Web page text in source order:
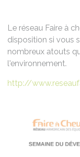
Le réseau Faire à
disposition si vous
nombreux atouts
l'environnement.
http://